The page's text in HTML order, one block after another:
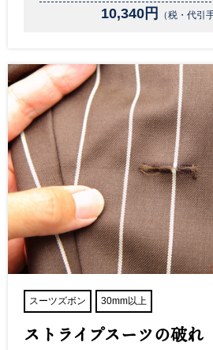
10,340円 （税・代引
スーツズボン 30mm以上
ストライプスーツの破れ